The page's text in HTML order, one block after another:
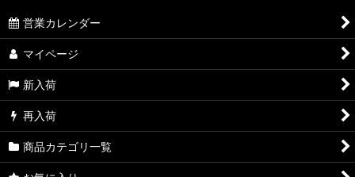
営業カレンダー
マイページ
新入荷
再入荷
商品カテゴリ一覧